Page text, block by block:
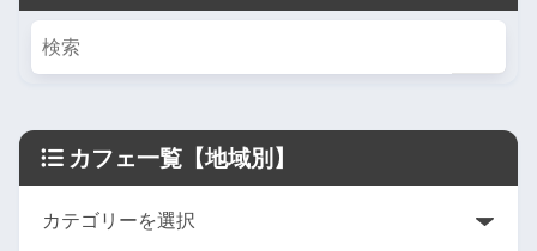
カフェ一覧【地域別】